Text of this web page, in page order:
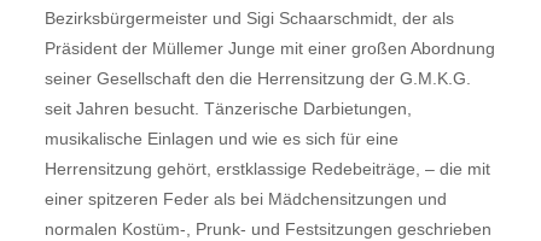
Bezirksbürgermeister und Sigi Schaarschmidt, der als
Präsident der Müllemer Junge mit einer großen Abordnung
seiner Gesellschaft den die Herrensitzung der G.M.K.G.
seit Jahren besucht. Tänzerische Darbietungen,
musikalische Einlagen und wie es sich für eine
Herrensitzung gehört, erstklassige Redebeiträge, – die mit
einer spitzeren Feder als bei Mädchensitzungen und
normalen Kostüm-, Prunk- und Festsitzungen geschrieben